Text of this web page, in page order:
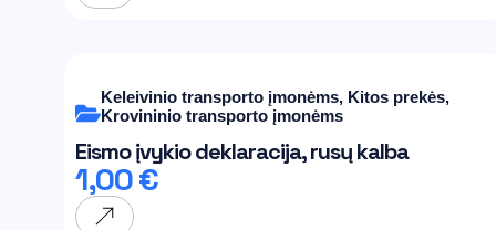
Keleivinio transporto įmonėms, Kitos prekės,
Krovininio transporto įmonėms
Eismo įvykio deklaracija, rusų kalba
1,00€